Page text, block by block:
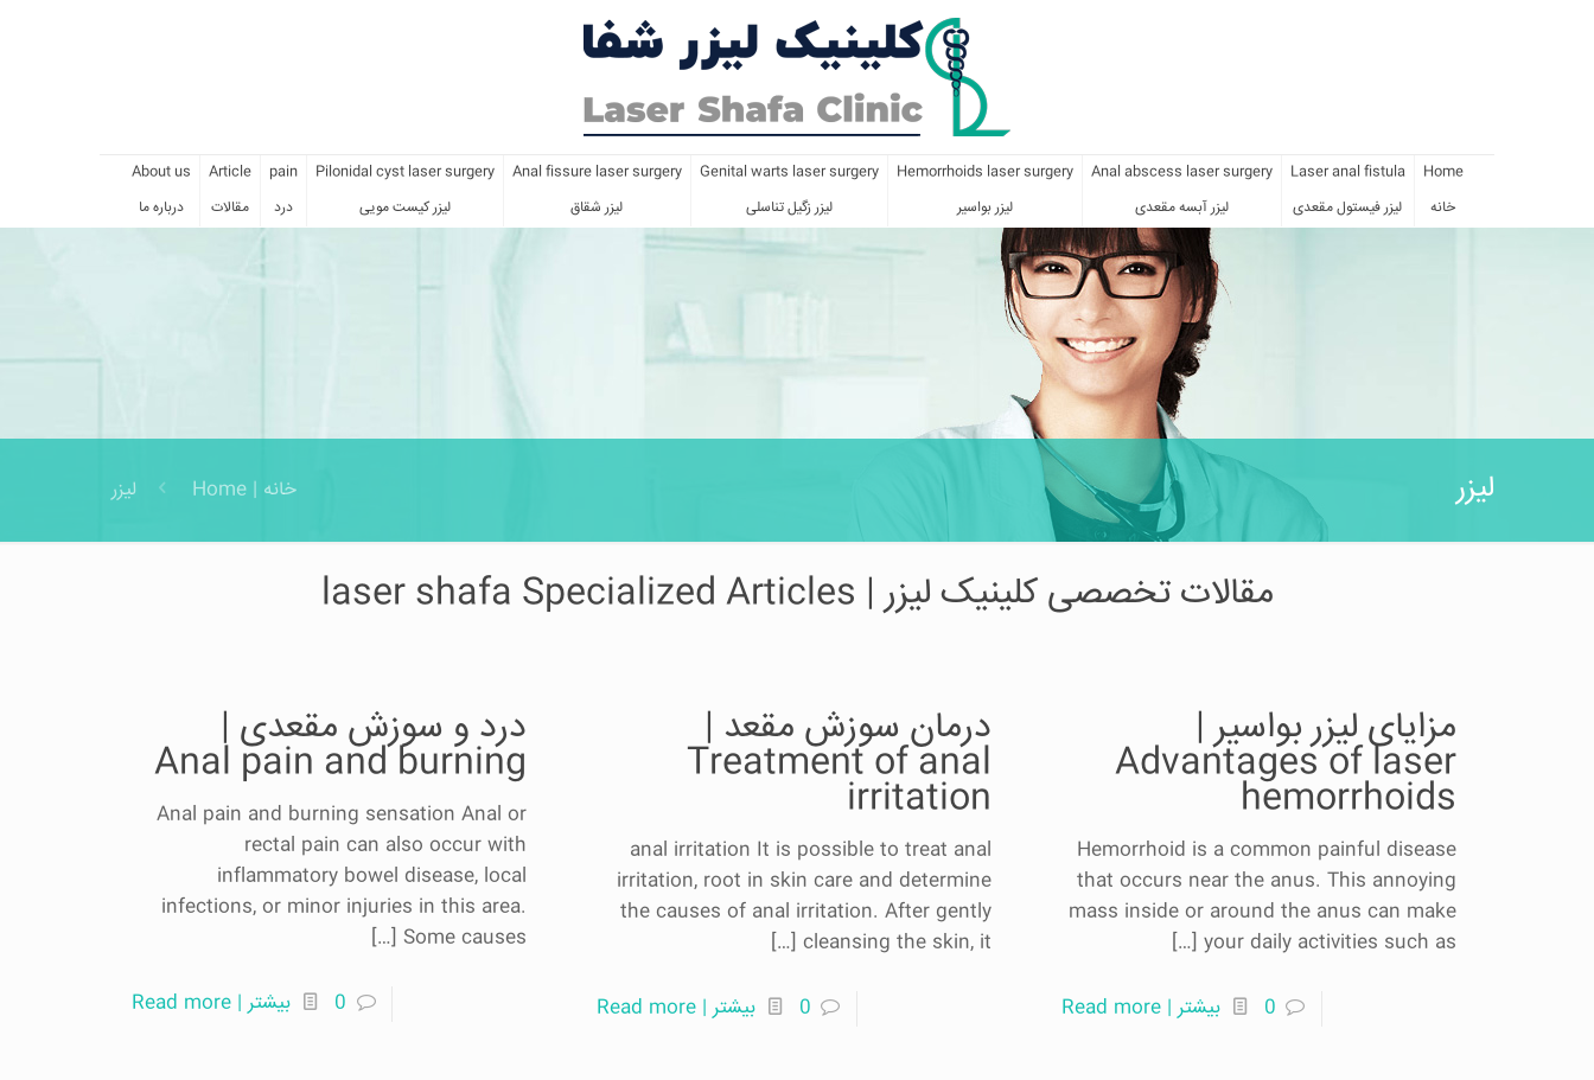
Home
خانه
Laser anal fistula
لیزر فیستول مقعدی
Anal abscess laser surgery
لیزر آبسه مقعدی
Hemorrhoids laser surgery
لیزر بواسیر
Genital warts laser surgery
لیزر زگیل تناسلی
Anal fissure laser surgery
لیزر شقاق
Pilonidal cyst laser surgery
لیزر کیست مویی
pain
درد
Article
مقالات
About us
درباره ما
لیزر خانه | Home لیزر
مقالات تخصصی کلینیک لیزر | laser shafa Specialized Articles
مزایای لیزر بواسیر |
Advantages of laser
hemorrhoids
Hemorrhoid is a common painful disease
that occurs near the anus. This annoying
mass inside or around the anus can make
your daily activities such as
[…]
0 بیشتر | Read more
درمان سوزش مقعد |
Treatment of anal
irritation
anal irritation It is possible to treat anal
irritation, root in skin care and determine
the causes of anal irritation. After gently
cleansing the skin, it
[…]
0 بیشتر | Read more
درد و سوزش مقعدی |
Anal pain and burning
Anal pain and burning sensation Anal or
rectal pain can also occur with
inflammatory bowel disease, local
infections, or minor injuries in this area.
Some causes
[…]
0 بیشتر | Read more